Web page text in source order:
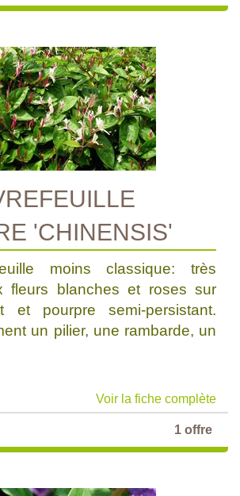
'CHINENSIS'
moins classique: très
fleurs blanches et roses sur
et pourpre semi-persistant.
un pilier, une rambarde, un
Voir la fiche complète
1 offre